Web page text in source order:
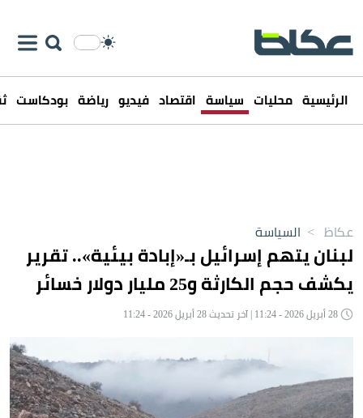
الرئيسية محليات سياسة اقتصاد فيديو رياضة بودكاست
عكاظ > السياسة
لبنان يتهم إسرائيل بـ«إبادة بيئية».. تقرير
يكشف حجم الكارثة و25 مليار دولار خسائر